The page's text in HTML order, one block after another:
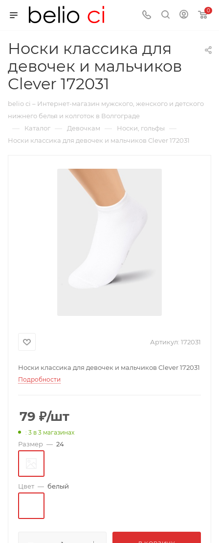
0
Носки классика для
девочек и мальчиков
Clever 172031
belio ci – Интернет-магазин мужского, женского и детского
нижнего белья и колготок в Волгограде
— Каталог — Девочкам — Носки, гольфы —
Носки классика для девочек и мальчиков Clever 172031
Артикул: 172031
Носки классика для девочек и мальчиков Clever 172031
Подробности
79 ₽/шт
: 3 в 3 магазинах
Размер — 24
Цвет — белый